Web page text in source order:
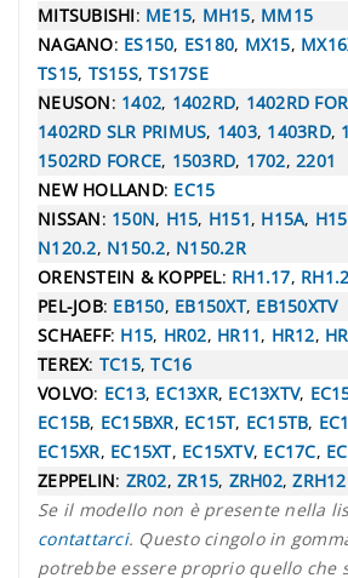
MITSUBISHI: ME15, MH15, MM15
NAGANO: ES150, ES180, MX15,
TS15, TS15S,TS17SE
NEUSON: 1402, 1402RD, 1402RD
1402RD SLR PRIMUS, 1403, 1403RD,
1502RD FORCE, 1503RD, 1702, 2201
NEW HOLLAND: EC15
NISSAN: 150N, H15, H151, H15A,
N120.2, N150.2, N150.2R
ORENSTEIN & KOPPEL: RH1.17,
PEL-JOB: EB150, EB150XT, EB150XTV
SCHAEFF: H15, HR02, HR11, HR12,
TEREX: TC15,TC16
VOLVO: EC13, EC13XR, EC13XTV,
EC15B, EC15BXR, EC15T, EC15TB,
EC15XR, EC15XT, EC15XTV, EC17C,
ZEPPELIN: ZR02, ZR15, ZRH02,ZRH12
Se il modello non è presente nella
contattarci. Questo cingolo in
potrebbe essere proprio quello che